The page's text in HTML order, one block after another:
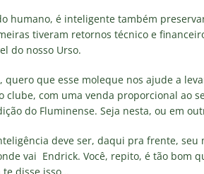
humano, é inteligente também
tiveram retornos técnico e
do nosso Urso.
quero que esse moleque nos ajude a
clube, com uma venda proporcional ao
do Fluminense. Seja nesta, ou em
deve ser, daqui pra frente, seu
vai Endrick. Você, repito, é tão bom